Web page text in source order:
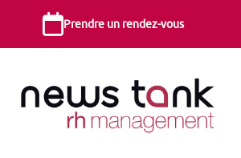
Prendre un rendez-vous